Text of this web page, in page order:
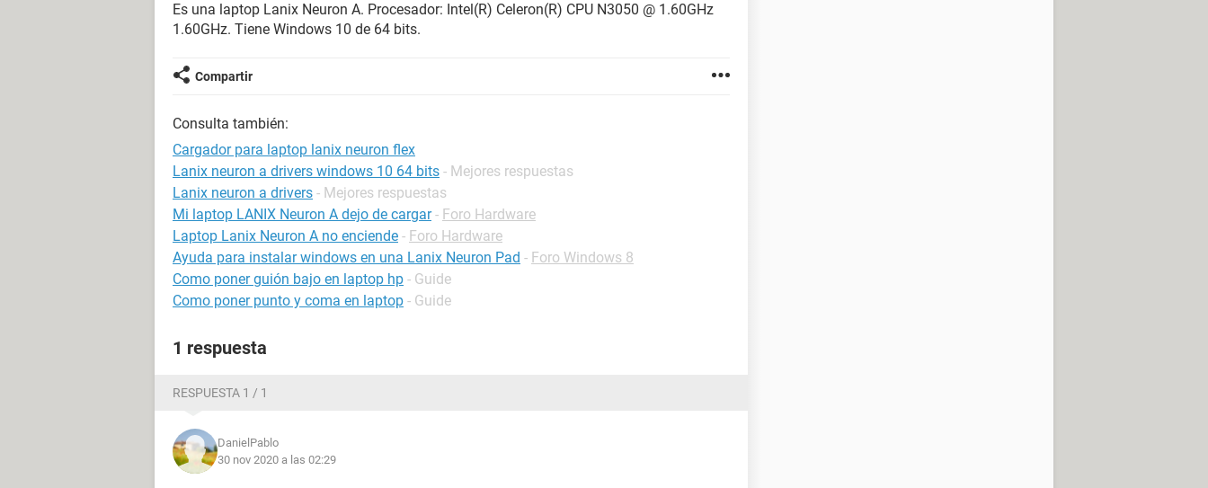
Es una laptop Lanix Neuron A. Procesador: Intel(R) Celeron(R) CPU N3050 @ 1.60GHz
1.60GHz. Tiene Windows 10 de 64 bits.
Compartir
Consulta también:
Cargador para laptop lanix neuron flex
Lanix neuron a drivers windows 10 64 bits - Mejores respuestas
Lanix neuron a drivers - Mejores respuestas
Mi laptop LANIX Neuron A dejo de cargar - Foro Hardware
Laptop Lanix Neuron A no enciende - Foro Hardware
Ayuda para instalar windows en una Lanix Neuron Pad - Foro Windows 8
Como poner guión bajo en laptop hp - Guide
Como poner punto y coma en laptop - Guide
1 respuesta
RESPUESTA 1 / 1
DanielPablo
30 nov 2020 a las 02:29